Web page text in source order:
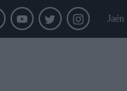
Jaén